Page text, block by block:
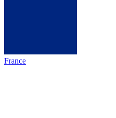
France